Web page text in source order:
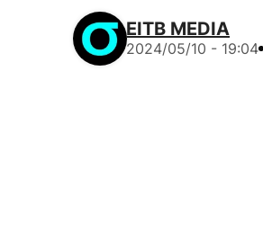
EITB MEDIA
2024/05/10 - 19:04